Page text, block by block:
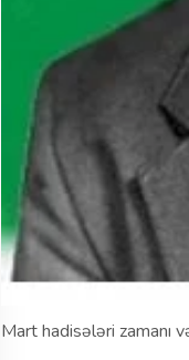
Mart hadisələri zamanı